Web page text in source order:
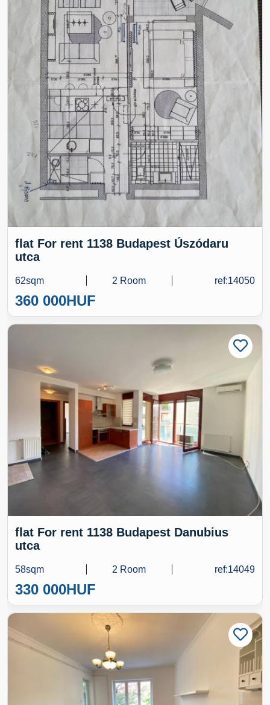
flat For rent 1138 Budapest Úszódaru
utca
62sqm 2 Room ref:14050
360 000HUF
flat For rent 1138 Budapest Danubius
utca
58sqm 2 Room ref:14049
330 000HUF